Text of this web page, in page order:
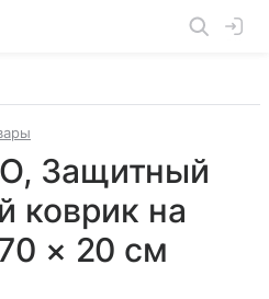
Защитный
коврик на
× 20 см